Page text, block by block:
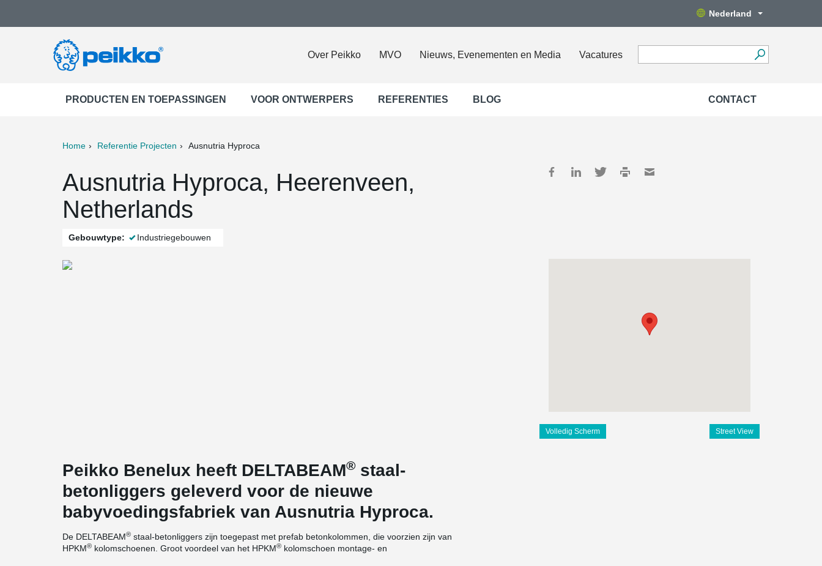
Nederland
Over Peikko MVO Nieuws, Evenementen en Media Vacatures
PRODUCTEN EN TOEPASSINGEN VOOR ONTWERPERS REFERENTIES BLOG CONTACT
Home Referentie Projecten Ausnutria Hyproca
Ausnutria Hyproca, Heerenveen,
Netherlands
Gebouwtype: Industriegebouwen
Volledig Scherm Street View
Peikko Benelux heeft DELTABEAM® staal-
betonliggers geleverd voor de nieuwe
babyvoedingsfabriek van Ausnutria Hyproca.
De DELTABEAM® staal-betonliggers zijn toegepast met prefab betonkolommen, die voorzien zijn van
HPKM® kolomschoenen. Groot voordeel van het HPKM® kolomschoen montage- en